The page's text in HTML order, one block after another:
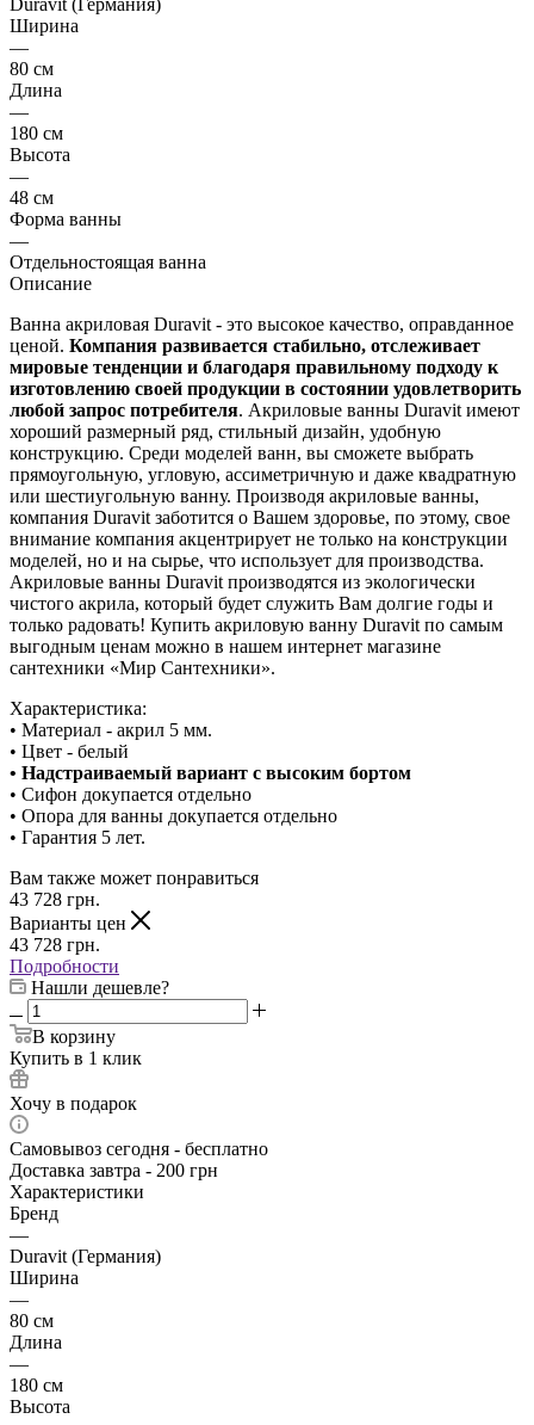
Ширина
—
80 см
Длина
—
180 см
Высота
—
48 см
Форма ванны
—
Отдельностоящая ванна
Описание
Ванна акриловая Duravit - это высокое качество, оправданное
ценой. Компания развивается стабильно, отслеживает
мировые тенденции и благодаря правильному подходу к
изготовлению своей продукции в состоянии удовлетворить
любой запрос потребителя. Акриловые ванны Duravit имеют
хороший размерный ряд, стильный дизайн, удобную
конструкцию. Среди моделей ванн, вы сможете выбрать
прямоугольную, угловую, ассиметричную и даже квадратную
или шестиугольную ванну. Производя акриловые ванны,
компания Duravit заботится о Вашем здоровье, по этому, свое
внимание компания акцентрирует не только на конструкции
моделей, но и на сырье, что использует для производства.
Акриловые ванны Duravit производятся из экологически
чистого акрила, который будет служить Вам долгие годы и
только радовать! Купить акриловую ванну Duravit по самым
выгодным ценам можно в нашем интернет магазине
сантехники «Мир Сантехники».
Характеристика:
• Материал - акрил 5 мм.
• Цвет - белый
• Надстраиваемый вариант с высоким бортом
• Сифон докупается отдельно
• Опора для ванны докупается отдельно
• Гарантия 5 лет.
Вам также может понравиться
43 728 грн.
Варианты цен
43 728 грн.
Подробности
Нашли дешевле?
В корзину
Купить в 1 клик
Хочу в подарок
Самовывоз сегодня - бесплатно
Доставка завтра - 200 грн
Характеристики
Бренд
—
Duravit (Германия)
Ширина
—
80 см
Длина
—
180 см
Высота